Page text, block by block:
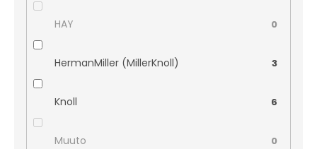
HAY 0
HermanMiller (MillerKnoll) 3
Knoll 6
Muuto 0